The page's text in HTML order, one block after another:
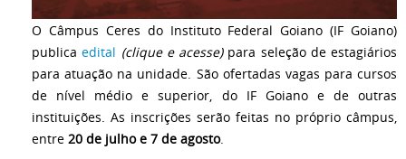
O Câmpus Ceres do Instituto Federal Goiano (IF Goiano)
publicaedital (clique e acesse)para seleção de estagiários
para atuação na unidade. São ofertadas vagas para cursos
de nível médio e superior, do IF Goiano e de outras
instituições. As inscrições serão feitas no próprio câmpus,
entre 20 de julho e 7 de agosto.